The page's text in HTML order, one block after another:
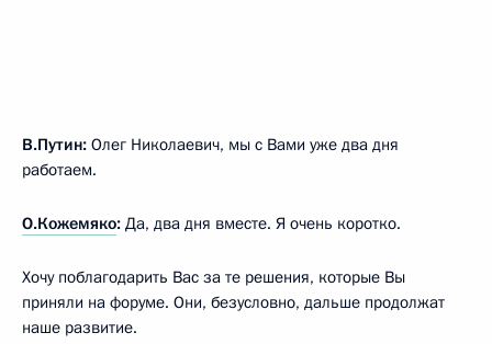
В.Путин: Олег Николаевич, мы с Вами уже два дня
работаем.
О.Кожемяко: Да, два дня вместе. Я очень коротко.
Хочу поблагодарить Вас за те решения, которые Вы
приняли на форуме. Они, безусловно, дальше продолжат
наше развитие.